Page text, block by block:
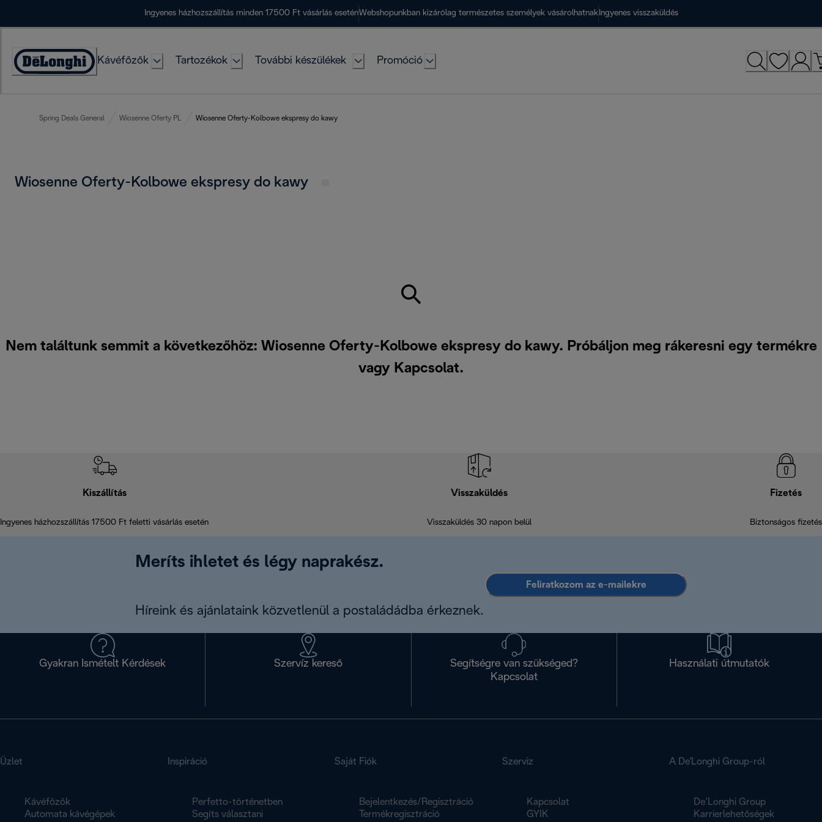
Ingyenes házhozszállítás minden 17500 Ft vásárlás eseténWebshopunkban kizárólag természetes személyek vásárolhatnak Ingyenes visszaküldés
Accessibility
Kávéfőzők Tartozékok További készülékek Promóció
Spring Deals General Wiosenne Oferty PL Wiosenne Oferty-Kolbowe ekspresy do kawy
Wiosenne Oferty-Kolbowe ekspresy do kawy
Nem találtunk semmit a következőhöz: Wiosenne Oferty-Kolbowe ekspresy do kawy. Próbáljon meg rákeresni egy termékre
vagy Kapcsolat.
Kiszállítás
Ingyenes házhozszállítás 17500 Ft feletti vásárlás esetén
Visszaküldés
Visszaküldés 30 napon belül
Fizetés
Biztonságos fizetés
Meríts ihletet és légy naprakész.
Híreink és ajánlataink közvetlenül a postaládádba érkeznek.
Feliratkozom az e-mailekre
Gyakran Ismételt Kérdések Szervíz kereső
Segítségre van szükséged?
Kapcsolat
Használati útmutatók
Üzlet
Kávéfőzők
Automata kávégépek
Inspiráció
Perfetto-történetben
Segíts választani
Saját Fiók
Bejelentkezés/Regisztráció
Termékregisztráció
Szerviz
Kapcsolat
GYIK
A De'Longhi Group-ról
De’Longhi Group
Karrierlehetőségek